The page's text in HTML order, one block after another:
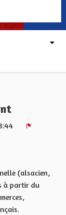
(alsacien,
à partir du